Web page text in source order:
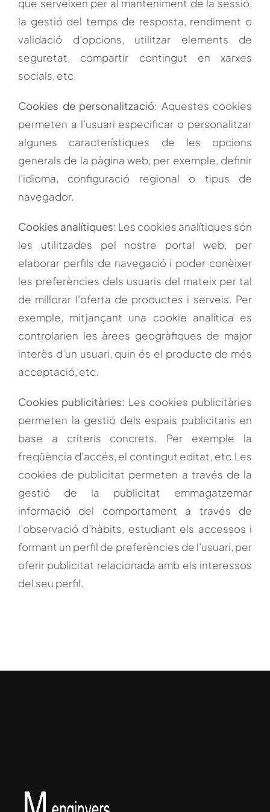
que serveixen per al manteniment de la sessió,
la gestió del temps de resposta, rendiment o
validació d’opcions, utilitzar elements de
seguretat, compartir contingut en xarxes
socials, etc.
Cookies de personalització: Aquestes cookies
permeten a l’usuari especificar o personalitzar
algunes característiques de les opcions
generals de la pàgina web, per exemple, definir
l’idioma, configuració regional o tipus de
navegador.
Cookies analítiques: Les cookies analítiques són
les utilitzades pel nostre portal web, per
elaborar perfils de navegació i poder conèixer
les preferències dels usuaris del mateix per tal
de millorar l’oferta de productes i serveis. Per
exemple, mitjançant una cookie analítica es
controlarien les àrees geogràfiques de major
interès d’un usuari, quin és el producte de més
acceptació, etc.
Cookies publicitàries: Les cookies publicitàries
permeten la gestió dels espais publicitaris en
base a criteris concrets. Per exemple la
freqüència d’accés, el contingut editat, etc.Les
cookies de publicitat permeten a través de la
gestió de la publicitat emmagatzemar
informació del comportament a través de
l’observació d’hàbits, estudiant els accessos i
formant un perfil de preferències de l’usuari, per
oferir publicitat relacionada amb els interessos
del seu perfil.